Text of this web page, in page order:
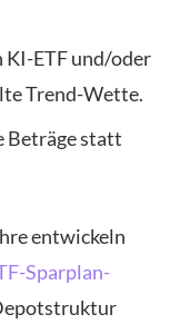
KI-ETF und/oder
Trend-Wette.
Beträge statt
entwickeln
Sparplan-